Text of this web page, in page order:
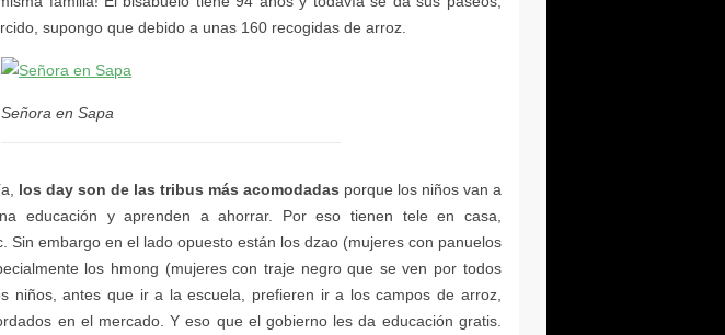
Señora en Sapa
los day son de las tribus más acomodadas